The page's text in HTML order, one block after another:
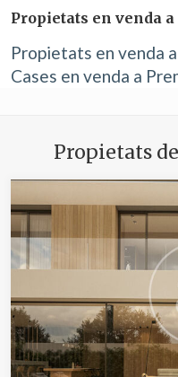
Propietats en venda
Propietats en venda
Cases en venda a
Propietats
Modificar
Tècniques i funcionals
Aquest lloc web utilitza
informació amb la
Si continua navegant,
de les mateixes.
navegador podent, si
instal·lades al disc dur,
compte que aquesta